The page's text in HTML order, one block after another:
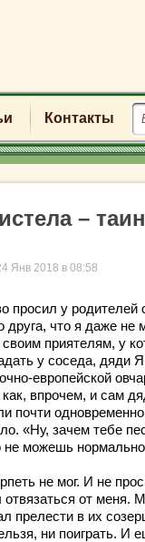
Контакты
–
Янв 2018 в 08:58
просил у родителей
друга, что я даже не
приятелям, у
у соседа, дяди
европейской
впрочем, и сам
почти
«Ну, зачем тебе
можешь нормально
не мог. И не
отвязаться от меня.
прелести в их
ни поиграть. И